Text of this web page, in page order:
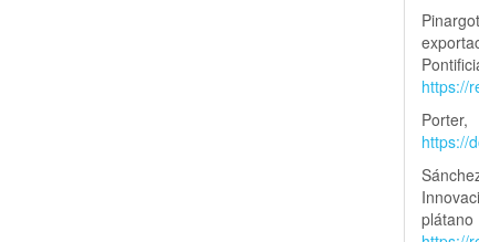
https://
https://